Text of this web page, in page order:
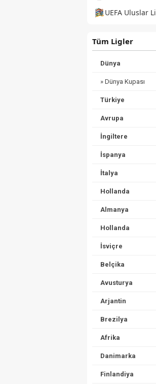
UEFA Uluslar
Tüm Ligler
Dünya
» Dünya Kupası
Türkiye
Avrupa
İngiltere
İspanya
İtalya
Hollanda
Almanya
Hollanda
İsviçre
Belçika
Avusturya
Arjantin
Brezilya
Afrika
Danimarka
Finlandiya